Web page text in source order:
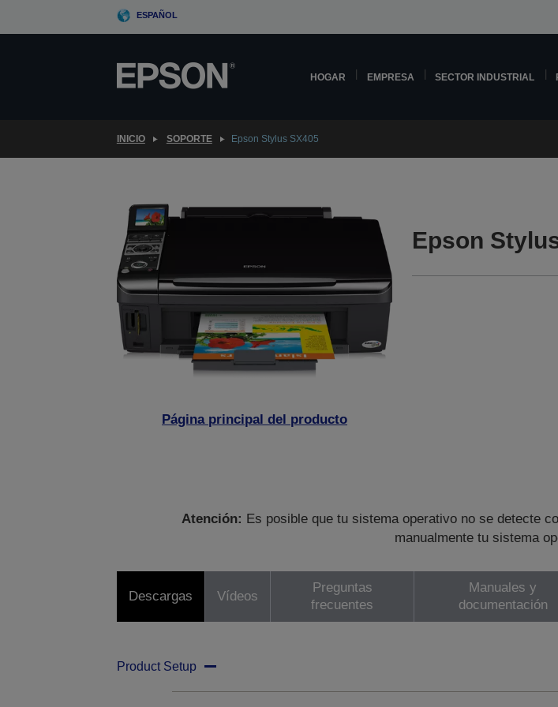
ESPAÑOL
HOGAR EMPRESA SECTOR INDUSTRIAL
INICIO SOPORTE Epson Stylus SX405
Página principal del producto
Epson
Atención: Es posible que tu sistema operativo no se detecte
manualmente tu sistema
Descargas Vídeos
Preguntas
frecuentes
Manuales y
documentación
Product Setup